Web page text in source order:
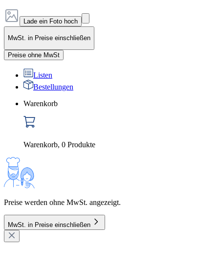
Lade ein Foto hoch
MwSt. in Preise einschließen
Preise ohne MwSt
Listen
Bestellungen
Warenkorb
Warenkorb, 0 Produkte
Preise werden ohne MwSt. angezeigt.
MwSt. in Preise einschließen